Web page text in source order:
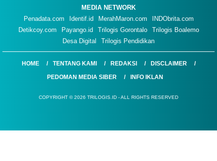
MEDIA NETWORK
Penadata.com
Identif.id MerahMaron.com
INDObrita.com
Detikcoy.com
Payango.id Trilogis Gorontalo
Trilogis Boalemo
Desa Digital
Trilogis Pendidikan
HOME TENTANG KAMI REDAKSI
DISCLAIMER
PEDOMAN MEDIA SIBER
INFO IKLAN
COPYRIGHT © 2026 TRILOGIS.ID - ALL RIGHTS RESERVED